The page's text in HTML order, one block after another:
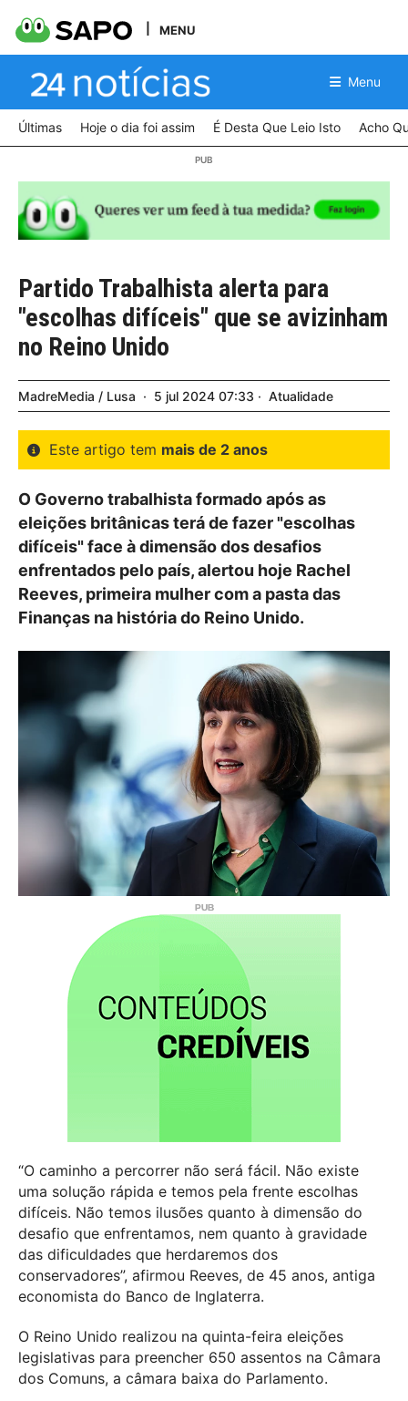
MENU
Menu
Últimas Hoje o dia foi assim É Desta Que Leio Isto Acho
Partido Trabalhista alerta para
"escolhas difíceis" que se avizinham
no Reino Unido
MadreMedia / Lusa 5 jul 2024 07:33 Atualidade
Este artigo tem mais de 2 anos
O Governo trabalhista formado após as
eleições britânicas terá de fazer "escolhas
difíceis" face à dimensão dos desafios
enfrentados pelo país, alertou hoje Rachel
Reeves, primeira mulher com a pasta das
Finanças na história do Reino Unido.
“O caminho a percorrer não será fácil. Não existe
uma solução rápida e temos pela frente escolhas
difíceis. Não temos ilusões quanto à dimensão do
desafio que enfrentamos, nem quanto à gravidade
das dificuldades que herdaremos dos
conservadores”, afirmou Reeves, de 45 anos, antiga
economista do Banco de Inglaterra.
O Reino Unido realizou na quinta-feira eleições
legislativas para preencher 650 assentos na Câmara
dos Comuns, a câmara baixa do Parlamento.